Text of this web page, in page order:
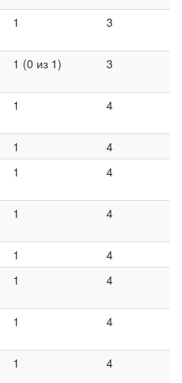
1 3
1 (0 из 1) 3
1 4
1
4
1 4
1 4
1
4
1 4
1 4
1 4